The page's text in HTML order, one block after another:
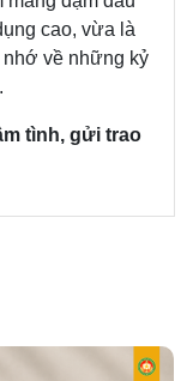
cao, vừa là
nhớ về những kỷ
tình, gửi trao